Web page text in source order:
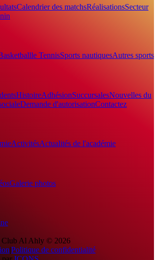
Calendrier des matchsRéalisationsSecteur
le TennisSports nautiquesAutres sports
HistoireAdhésionSuccursalesNouvelles du
Demande d'autorisationContactez
ActivitésActualités de l'académie
Galerie photos
Club Al Ahly © 2026
|Politique de confidentialité